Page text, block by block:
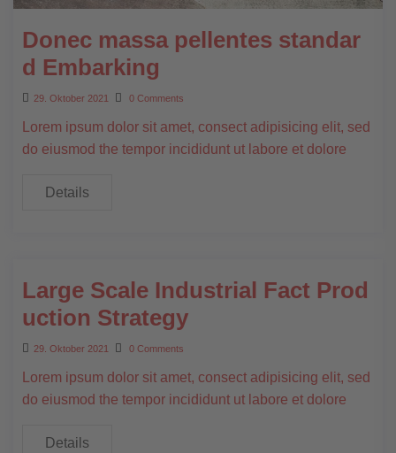
Donec massa pellentes standar
d Embarking
29. Oktober 2021 0 Comments
Lorem ipsum dolor sit amet, consect adipisicing elit, sed
do eiusmod the tempor incididunt ut labore et dolore
Details
Large Scale Industrial Fact Prod
uction Strategy
29. Oktober 2021 0 Comments
Lorem ipsum dolor sit amet, consect adipisicing elit, sed
do eiusmod the tempor incididunt ut labore et dolore
Details